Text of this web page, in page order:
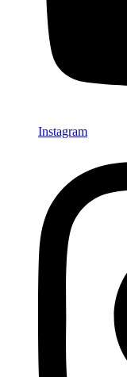
Instagram